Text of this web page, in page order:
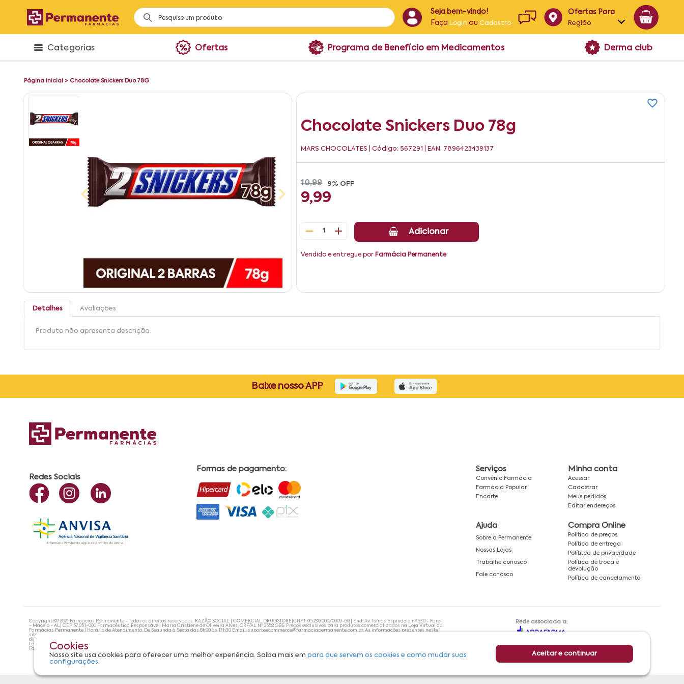
Seja bem-vindo!
Faça Login ouCadastro
Ofertas Para
Região
Alagoas
Categorias Ofertas Programa de Benefício em Medicamentos Derma club
Página Inicial > Chocolate Snickers Duo 78G
Chocolate Snickers Duo 78g
MARS CHOCOLATES | Código: 567291 | EAN: 7896423439137
10,99 9% OFF
9,99
1 Adicionar
Vendido e entregue por Farmácia Permanente
Detalhes Avaliações
Produto não apresenta descrição.
Cookies
Nosso site usa cookies para oferecer uma melhor experiência. Saiba mais empara que servem os cookies e como mudar suas
configurações.
Aceitar e continuar
Baixe nosso APP
Redes Sociais
Formas de pagamento: Serviços
Convênio Farmácia
Farmácia Popular
Encarte
Minha conta
Acessar
Cadastrar
Meus pedidos
Editar endereços
Ajuda
Sobre a Permanente
Nossas Lojas
Trabalhe conosco
Fale conosco
Compra Online
Política de preços
Política de entrega
Polítitca de privacidade
Política de troca e
devolução
Política de cancelamento
Copyright ©? 2021 Farmácias Permanente - Todos os direitos reservados. RAZÃO SOCIAL | COMERCIAL DRUGSTORE|CNPJ: 05.230.009/0009-60 | End: Av. Tomas Espindola nº 630 - Farol
- Maceió - AL| CEP:57.051-000 Farmacêutica Responsável: Maria Cristiene de Oliveira Alves, CRF/AL Nº 2558 OBS: Preços exclusivos para produtos comercializados na Loja Virtual da
Farmácias Permanente | Horário de Atendimento: De Segunda à Sexta das 8h00 às 17h30 Email: suporteecommerce@farmaciapermanente.com.br. As informações presentes neste
site não devem ser utilizadas para automedicação e, de forma alguma, substituem as orientações de um profissional da área médica. Apenas o médico está capacitado para
diagnosticar problemas de saúde e prescrever o tratamento adequado. Se os sintomas persistirem, um médico deve ser consultado. A Farmácia Permanente trabalha com as
tecnologias mais avançadas de proteção de dados, para que você possa realizar suas compras com tranquilidade. A privacidade e a segurança dos clientes são compromissos da
Farmácias Permanente. Todos os pedidos efetuados estão sujeitos à confirmação da disponibilidade de produto em nosso estoque.
Rede associada a: